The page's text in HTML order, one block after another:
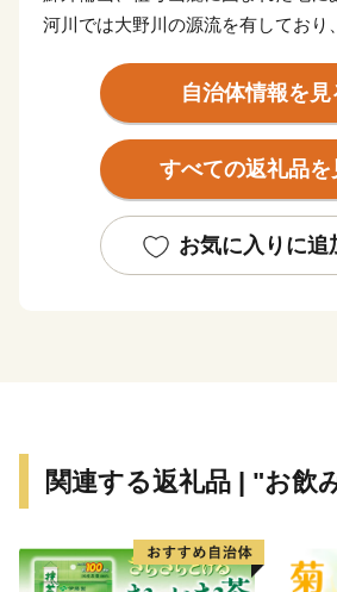
河川では大野川の源流を有しており
豊かな地域です。
山々から湧き出る豊かな名水は全国
域の多くの人々の生活を支えていま
雄大な自然と、こだわりの生産者に
一端に触れてみてください。
自治体情報を見
すべての返礼品を
お気に入りに追
関連する返礼品 | "お飲